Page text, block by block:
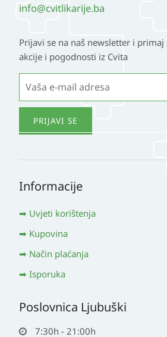
info@cvitlikarije.ba
Prijavi se na naš newsletter i
akcije i pogodnosti iz Cvita
Informacije
Uvjeti korištenja
Kupovina
Način plaćanja
Isporuka
Poslovnica Ljubuški
7:30h - 21:00h